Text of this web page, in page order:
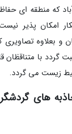
که منطقه ای
امکان پذیر
و بعلاوه تصاویری
گردد با متناقظان
زیست می گردد.
های